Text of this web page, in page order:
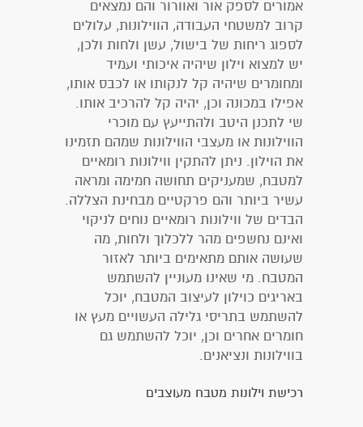
אמורים לספק אור ואוורור והם נמצאים
קרוב למשטחי העבודה, הווילונות, עלולים
לספוג ריחות של בישול, עשן ולחות ולכן,
יש למצוא וילון שיהיה איכותי ועמיד
ומחומרים שיהיה קל לנקותו או לכבס אותו,
אפילו במכונה וכן, יהיה קל להרכיב אותו.
שי לתכנן היטב ולהתייעץ עם מוכרי
הווילונות או מעצבי הווילונות שמהם תזמינו
את הוילון. ניתן להתקין ווילונות רומאיים
למטבח, שמעניקים תחושה חמימה ומראה
עשיר ביותר והם פרקטיים מבחינת הצללה.
הבדים של ווילונות רומאיים נוחים לניקוי
ואינם נחשפים מהר ללכלוך ולחות, מה
שעושה אותם מתאימים ביותר לאזור
המטבח. מי שאינו מעוניין להשתמש
באריגים כוילון לעיצוב המטבח, יוכל
להשתמש בתריסי גלילה העשויים מעץ או
חומרים אחרים וכן, יוכל להשתמש גם
בווילונות ונציאנים.
רכישת וילונות מטבח מעוצבים